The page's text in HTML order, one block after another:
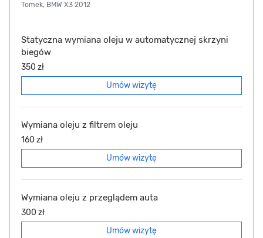
Tomek, BMW X3 2012
Statyczna wymiana oleju w automatycznej skrzyni
biegów
350 zł
Umów wizytę
Wymiana oleju z filtrem oleju
160 zł
Umów wizytę
Wymiana oleju z przeglądem auta
300 zł
Umów wizytę